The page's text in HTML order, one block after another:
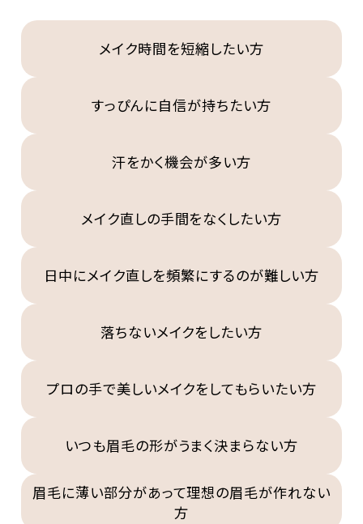
メイク時間を短縮したい方
すっぴんに自信が持ちたい方
汗をかく機会が多い方
メイク直しの手間をなくしたい方
日中にメイク直しを頻繁にするのが難しい方
落ちないメイクをしたい方
プロの手で美しいメイクをしてもらいたい方
いつも眉毛の形がうまく決まらない方
眉毛に薄い部分があって理想の眉毛が作れない
方